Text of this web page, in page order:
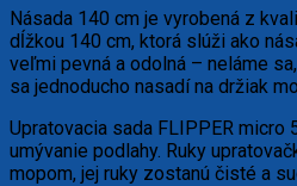
Násada 140 cm je vyrobená z
dĺžkou 140 cm, ktorá slúži ako
veľmi pevná a odolná – neláme
sa jednoducho nasadí na držiak
Upratovacia sada FLIPPER micro
umývanie podlahy. Ruky
mopom, jej ruky zostanú čisté a